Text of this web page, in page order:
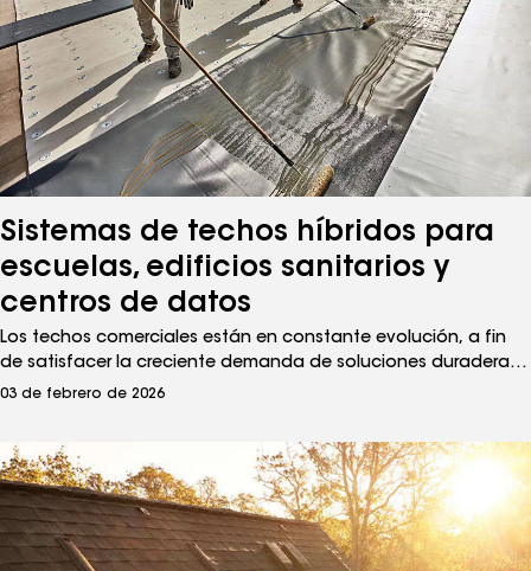
Sistemas de techos híbridos para
escuelas, edificios sanitarios y
centros de datos
Los techos comerciales están en constante evolución, a fin
de satisfacer la creciente demanda de soluciones duraderas y
perdurables, y una de las innovaciones más notable es el
membranas termoplásticas con la resistencia y confiabilidad
de los armados tradicionales de múltiples capas.
03 de febrero de 2026